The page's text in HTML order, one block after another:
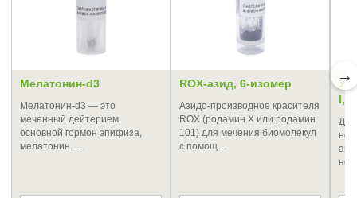
Мелатонин-d3
Мелатонин-d3 — это
меченный дейтерием
основной гормон эпифиза,
мелатонин. …
ROX-азид, 6-изомер
Азидо-производное красителя
ROX (родамин X или родамин
101) для мечения биомолекул
с помощ…
I,
→